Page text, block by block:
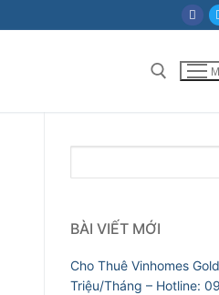
Tìm kiếm cho:
kiếm
BÀI VIẾT MỚI
Cho Thuê Vinhomes
Triệu/Tháng – Hotline: